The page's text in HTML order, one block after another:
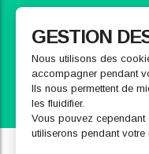
GESTION
Nous utilisons des
accompagner pendant
Ils nous permettent de
les fluidifier.
Vous pouvez
utiliserons pendant votre